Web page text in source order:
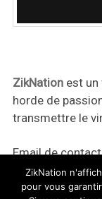
ZikNationest un
horde de
transmettre le
Email de
ZikNation
pour vous